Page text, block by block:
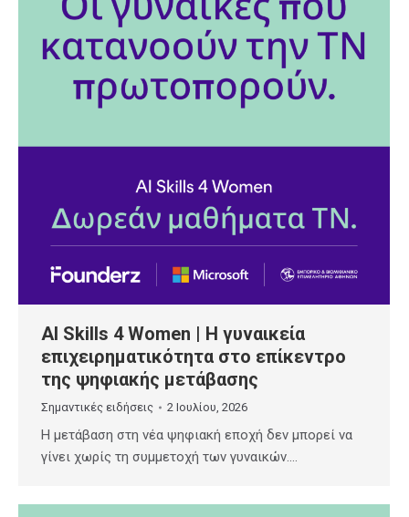
AI Skills 4 Women | Η γυναικεία
επιχειρηματικότητα στο επίκεντρο
της ψηφιακής μετάβασης
Σημαντικές ειδήσεις 2 Ιουλίου, 2026
Η μετάβαση στη νέα ψηφιακή εποχή δεν μπορεί να
γίνει χωρίς τη συμμετοχή των γυναικών.…